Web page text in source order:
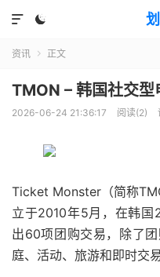


资讯  正文
TMON – 韩国社交型
2026-06-24 21:36:17 阅读(2)
Ticket Monster（简称
立于2010年5月，在韩国
出60项团购交易，除了
庭、活动、旅游和即时交